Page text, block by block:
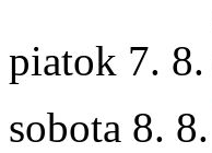
piatok 7. 8.
sobota 8. 8.